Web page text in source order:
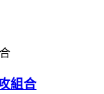
組合